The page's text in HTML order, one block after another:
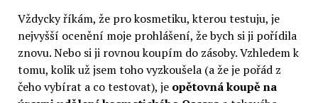
Vždycky říkám, že pro kosmetiku, kterou testuju, je
nejvyšší ocenění moje prohlášení, že bych si ji pořídila
znovu. Nebo si ji rovnou koupím do zásoby. Vzhledem k
tomu, kolik už jsem toho vyzkoušela (a že je pořád z
čeho vybírat a co testovat), je opětovná koupě na